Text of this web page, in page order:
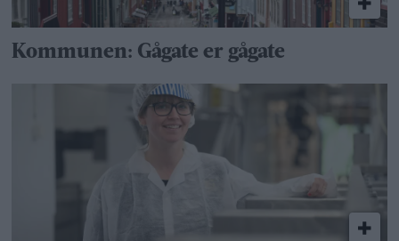
Kommunen: Gågate er gågate